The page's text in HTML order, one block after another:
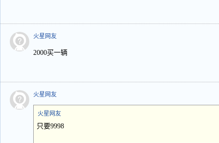
火星网友
2000买一辆
火星网友
火星网友
只要9998